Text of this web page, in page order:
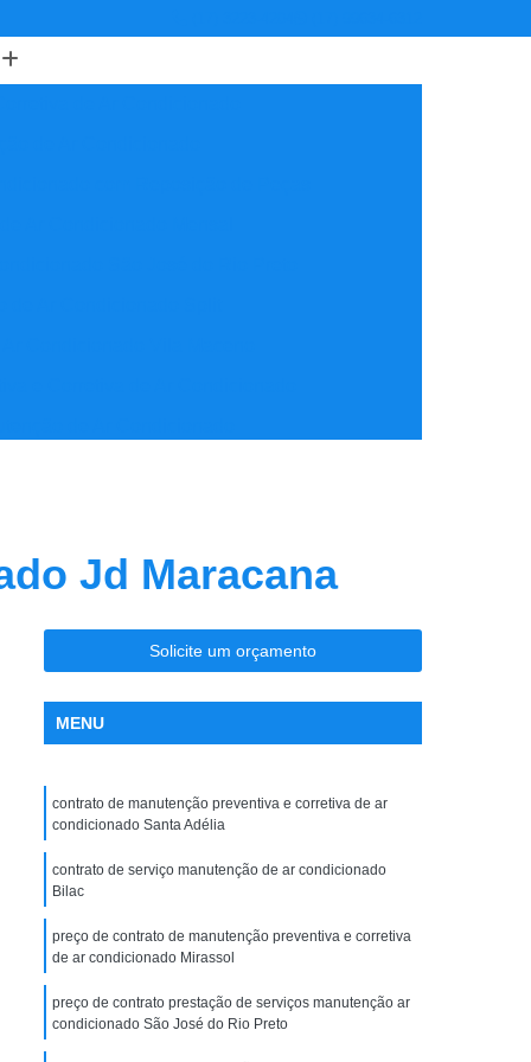
Ar Condicionado
Limpeza de Dutos com Robô
de Ar Condicionado
São José do Rio Preto
Maceno
Limpeza de Dutos de Exaustão
Industriais
Limpeza de Dutos Robotizada
Robotizada de Dutos de Ar Condicionado
Plano de Manutenção Operação e Controle
e Controle para Ar Condicionado
Ar Condicionado São José do Rio Preto
de Manutenção Operação e Controle
Jd Maracana
Solicite um orçamento
MENU
contrato de manutenção preventiva e corretiva de ar
condicionado Santa Adélia
contrato de serviço manutenção de ar condicionado
Bilac
preço de contrato de manutenção preventiva e corretiva
de ar condicionado Mirassol
preço de contrato prestação de serviços manutenção ar
condicionado São José do Rio Preto